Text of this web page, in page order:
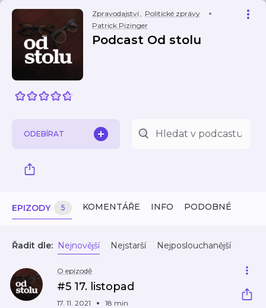
Zpravodajství, Politické zprávy
Patrick Pizinger
Podcast Od stolu
ODEBÍRAT
EPIZODY 5 KOMENTÁŘE INFO PODOBNÉ
Řadit dle: Nejnovější Nejstarší Nejposlouchanější
O epizodě
#5 17. listopad
17. 11. 2021 18 min